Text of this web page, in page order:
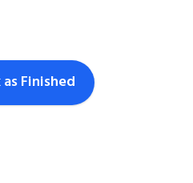
Finished